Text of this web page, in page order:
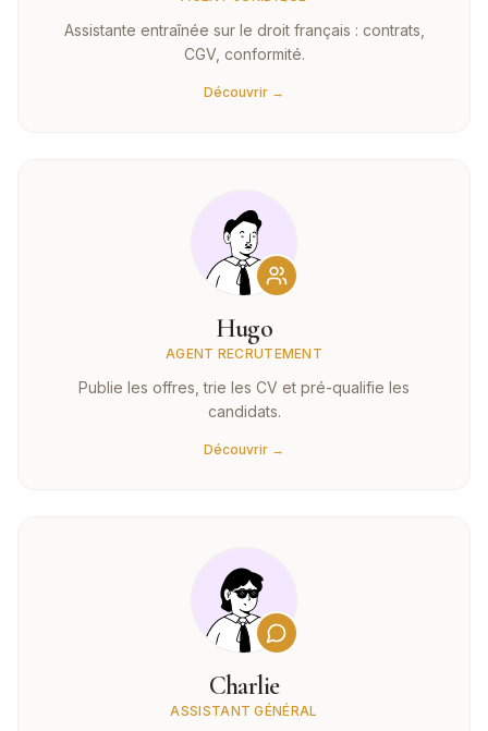
Assistante entraînée sur le droit français : contrats,
CGV, conformité.
Découvrir →
Hugo
AGENT RECRUTEMENT
Publie les offres, trie les CV et pré-qualifie les
candidats.
Découvrir →
Charlie
ASSISTANT GÉNÉRAL